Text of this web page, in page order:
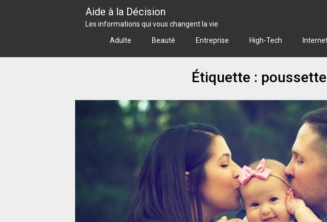
Aide à la Décision
Les informations qui vous changent la vie
Adulte
Beauté Entreprise High-Tech
Étiquette : poussette